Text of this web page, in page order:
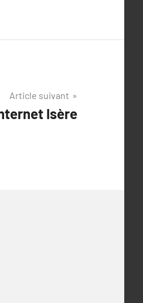
Article suivant
Isère